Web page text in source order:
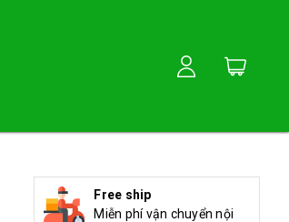
Free ship
Miễn phí vận chuyển nội